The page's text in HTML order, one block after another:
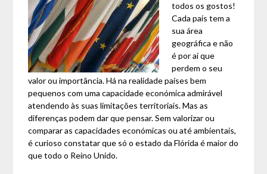
todos os gostos!
Cada país tem a
sua área
geográfica e não
é por aí que
perdem o seu
valor ou importância. Há na realidade países bem
pequenos com uma capacidade económica admirável
atendendo às suas limitações territoriais. Mas as
diferenças podem dar que pensar. Sem valorizar ou
comparar as capacidades económicas ou até ambientais,
é curioso constatar que só o estado da Flórida é maior do
que todo o Reino Unido.